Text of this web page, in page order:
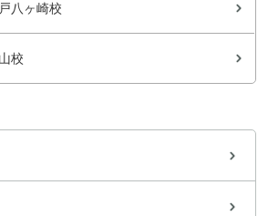
八ヶ崎校
校